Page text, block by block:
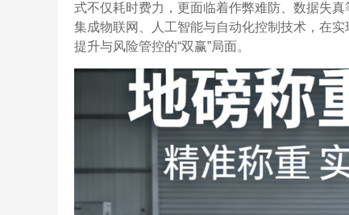
式不仅耗时费力，更面临着作弊难防、数据失
集成物联网、人工智能与自动化控制技术，在
提升与风险管控的“双赢”局面。